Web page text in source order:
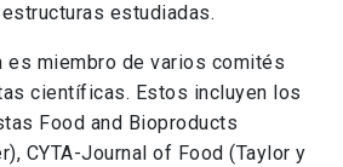
estudiadas.
es miembro de varios comités
científicas. Estos incluyen los
Food and Bioproducts
CYTA-Journal of Food (Taylor y